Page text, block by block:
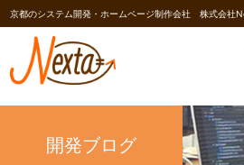
京都のシステム開発・ホームページ制作会社 株式会社
開発ブログ